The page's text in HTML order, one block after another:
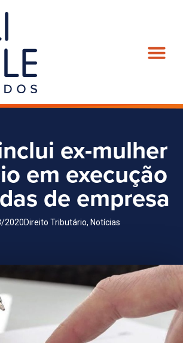
ex-mulher
em execução
de empresa
2020Direito Tributário, Notícias